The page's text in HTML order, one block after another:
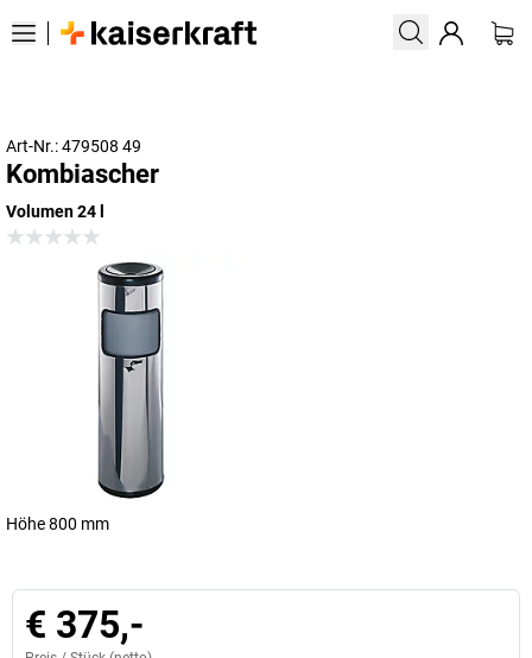
Art-Nr.: 479508 49
Kombiascher
Volumen 24 l
Höhe 800 mm
€ 375,-